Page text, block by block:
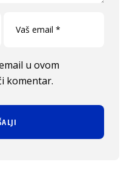
u ovom
komentar.